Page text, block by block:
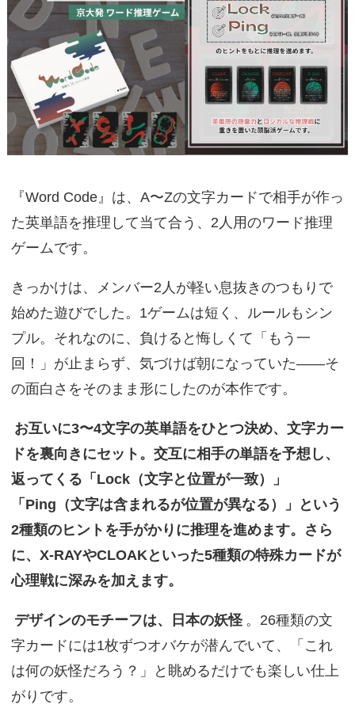
『Word Code』は、A〜Zの文字カードで相手が作っ
た英単語を推理して当て合う、2人用のワード推理
ゲームです。
きっかけは、メンバー2人が軽い息抜きのつもりで
始めた遊びでした。1ゲームは短く、ルールもシン
プル。それなのに、負けると悔しくて「もう一
回！」が止まらず、気づけば朝になっていた——そ
の面白さをそのまま形にしたのが本作です。
お互いに3〜4文字の英単語をひとつ決め、文字カー
ドを裏向きにセット。交互に相手の単語を予想し、
返ってくる「Lock（文字と位置が一致）」
「Ping（文字は含まれるが位置が異なる）」という
2種類のヒントを手がかりに推理を進めます。さら
に、X-RAYやCLOAKといった5種類の特殊カードが
心理戦に深みを加えます。
デザインのモチーフは、日本の妖怪 。26種類の文
字カードには1枚ずつオバケが潜んでいて、「これ
は何の妖怪だろう？」と眺めるだけでも楽しい仕上
がりです。